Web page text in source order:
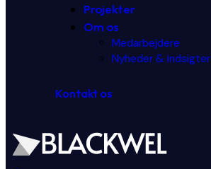
Projekter
Om os
Medarbejdere
Nyheder & indsigter
Kontakt os